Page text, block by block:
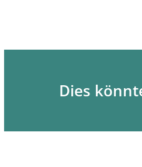
Dies